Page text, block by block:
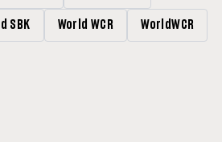
SBK World WCR WorldWCR